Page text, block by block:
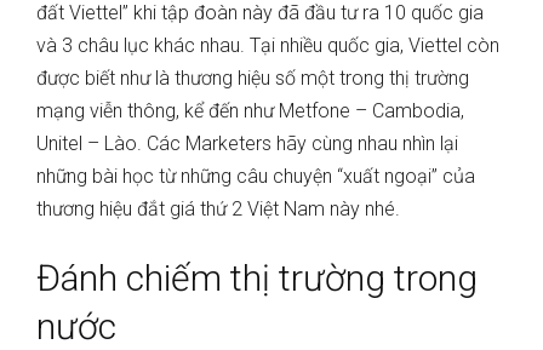
đất Viettel” khi tập đoàn này đã đầu tư ra 10 quốc gia
và 3 châu lục khác nhau. Tại nhiều quốc gia, Viettel còn
được biết như là thương hiệu số một trong thị trường
mạng viễn thông, kể đến như Metfone – Cambodia,
Unitel – Lào. Các Marketers hãy cùng nhau nhìn lại
những bài học từ những câu chuyện “xuất ngoại” của
thương hiệu đắt giá thứ 2 Việt Nam này nhé.
Đánh chiếm thị trường trong
nước